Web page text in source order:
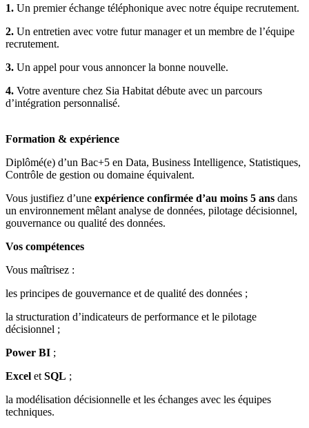
1. Un premier échange téléphonique avec notre équipe recrutement.
2. Un entretien avec votre futur manager et un membre de l’équipe
recrutement.
3. Un appel pour vous annoncer la bonne nouvelle.
4. Votre aventure chez Sia Habitat débute avec un parcours
d’intégration personnalisé.
Formation & expérience
Diplômé(e) d’un Bac+5 en Data, Business Intelligence, Statistiques,
Contrôle de gestion ou domaine équivalent.
Vous justifiez d’une expérience confirmée d’au moins 5 ans dans
un environnement mêlant analyse de données, pilotage décisionnel,
gouvernance ou qualité des données.
Vos compétences
Vous maîtrisez :
les principes de gouvernance et de qualité des données ;
la structuration d’indicateurs de performance et le pilotage
décisionnel ;
Power BI ;
Excel et SQL ;
la modélisation décisionnelle et les échanges avec les équipes
techniques.